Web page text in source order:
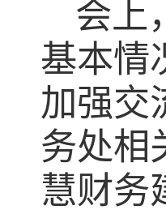
会上
基本情
加强交
务处相
慧财务